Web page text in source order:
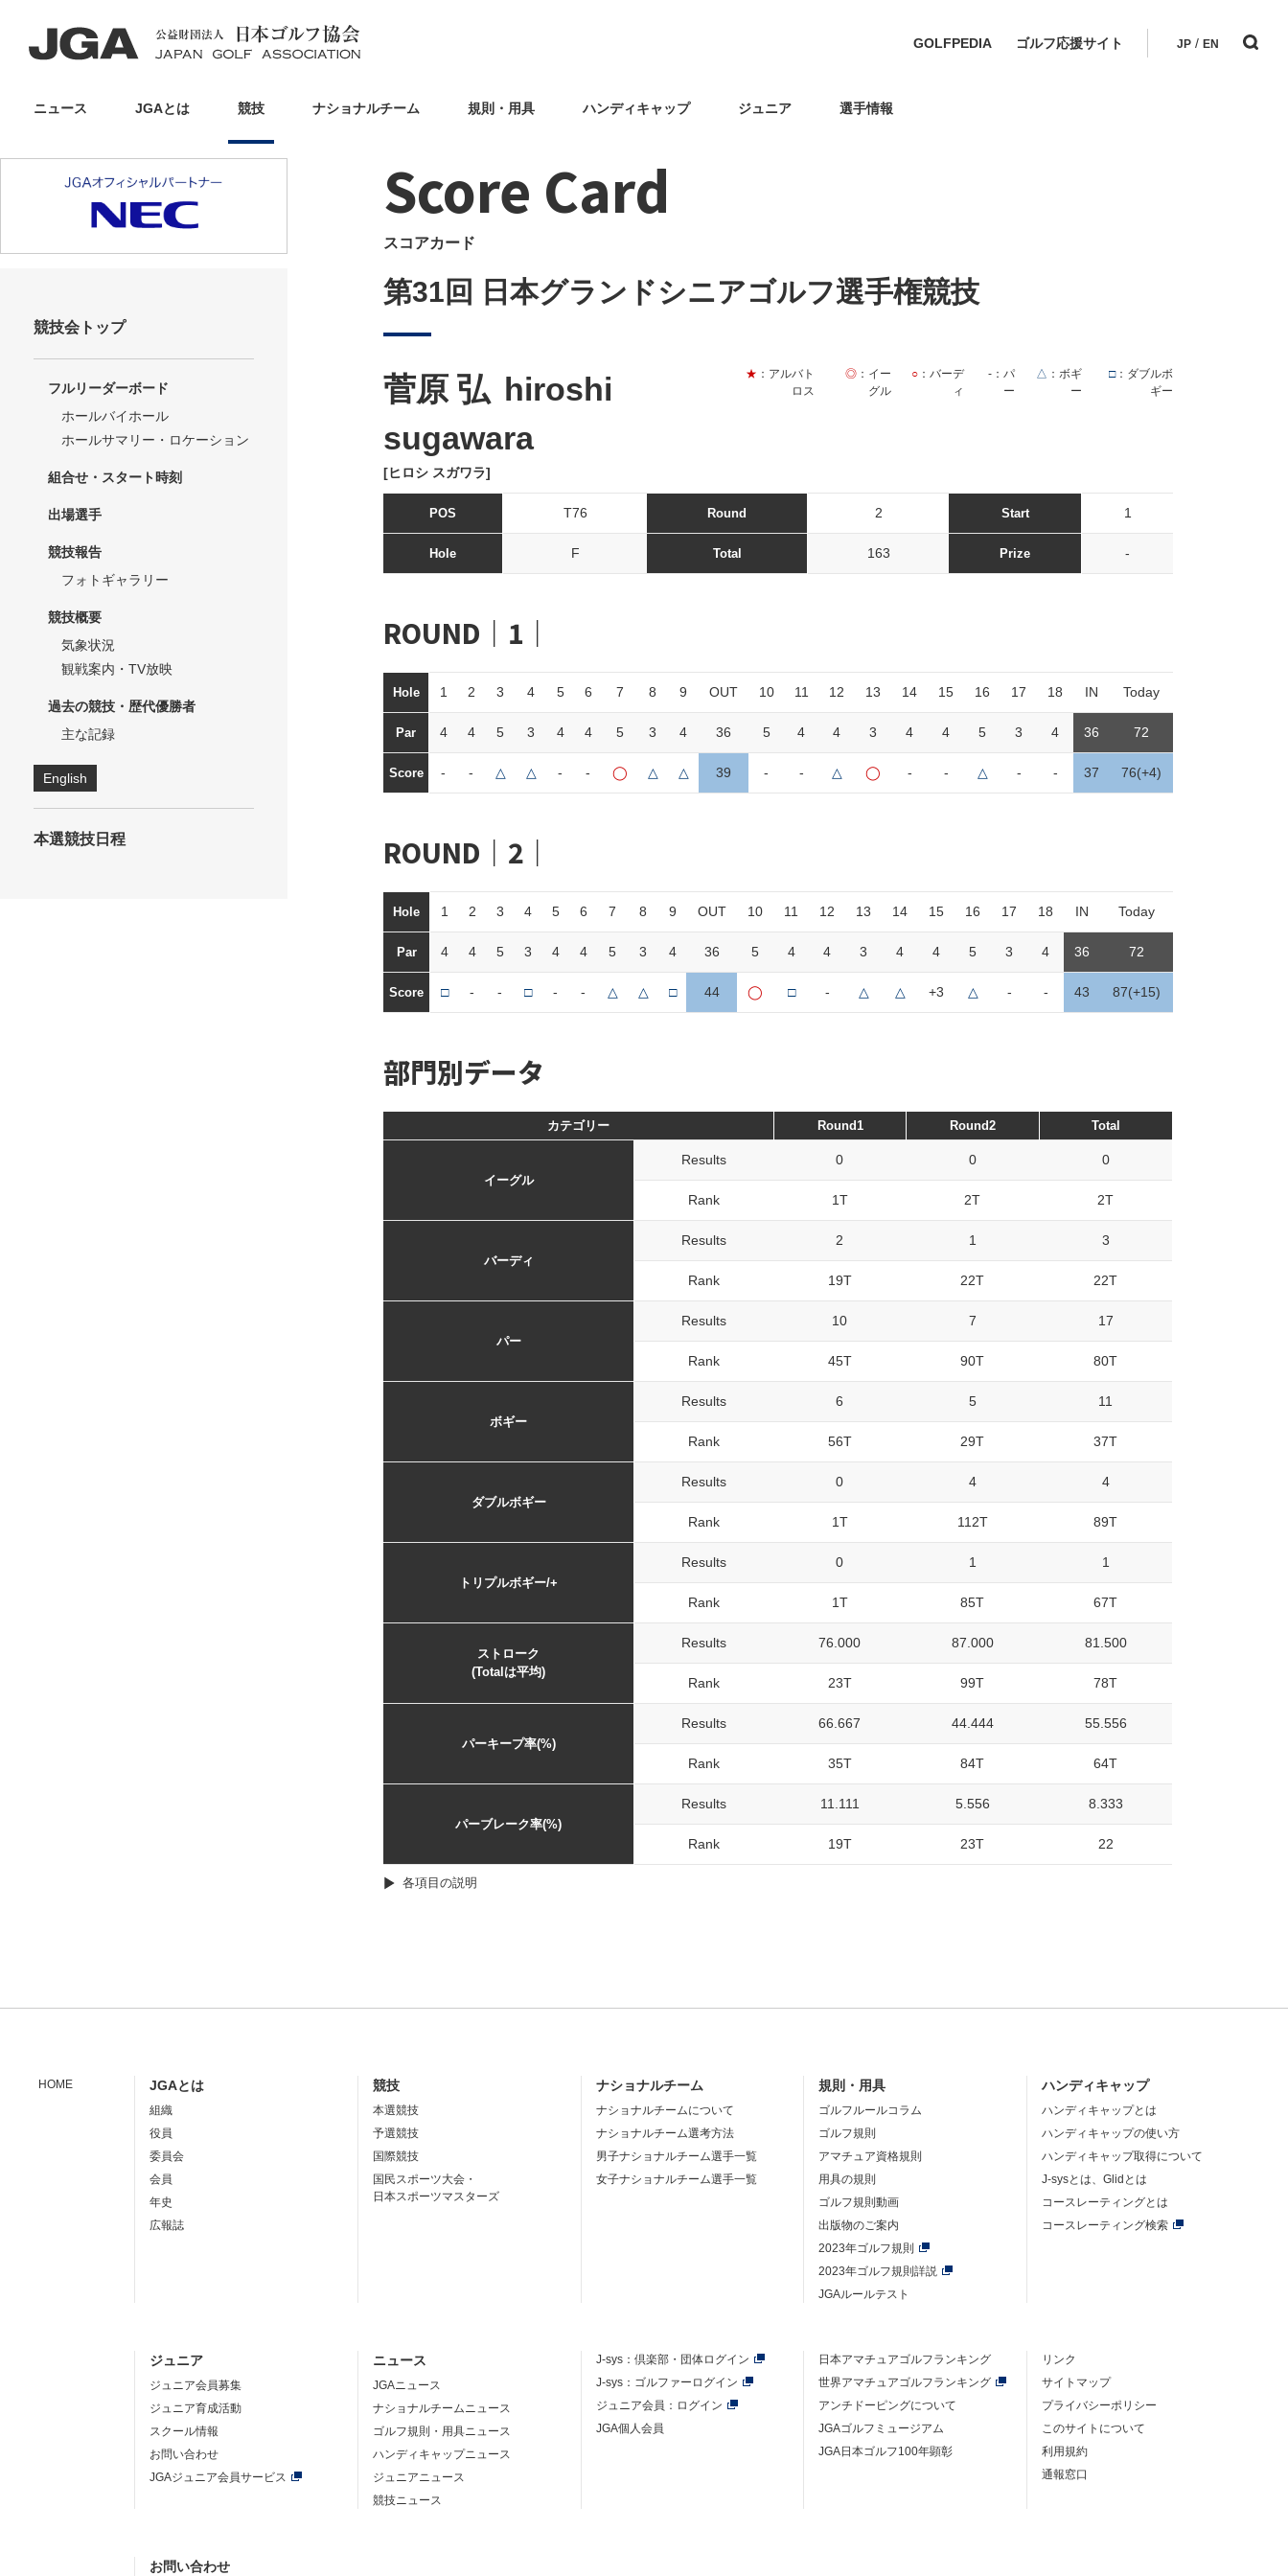
GOLFPEDIA ゴルフ応援サイト JP / EN
ニュース JGAとは 競技 ナショナルチーム 規則・用具 ハンディキャップ ジュニア 選手情報
Score Card
スコアカード
第31回 日本グランドシニアゴルフ選手権競技
菅原 弘 hiroshi
sugawara
[ヒロシ スガワラ]
★ ：アルバト
ロス
◎ ：イー
グル
○：バーデ
ィ
-：パ
ー
△ ：ボギ
ー
□：ダブルボ
ギー
POS T76 Round 2 Start 1
Hole F Total 163 Prize -
ROUND｜1｜
Hole 1 2 3 4 5 6 7 8 9 OUT 10 11 12 13 14 15 16 17 18 IN Today
Par 4 4 5 3 4 4 5 3 4 36 5 4 4 3 4 4 5 3 4 36 72
Score - - △ △ - - ◯ △ △ 39 - - △ ◯ - - △ - - 37 76(+4)
ROUND｜2｜
Hole 1 2 3 4 5 6 7 8 9 OUT 10 11 12 13 14 15 16 17 18 IN Today
Par 4 4 5 3 4 4 5 3 4 36 5 4 4 3 4 4 5 3 4 36 72
Score □ - - □ - - △ △ □ 44 ◯ □ - △ △ +3 △ - - 43 87(+15)
部門別データ
カテゴリー Round1 Round2 Total
イーグル
Results 0 0 0
Rank 1T 2T 2T
バーディ
Results 2 1 3
Rank 19T 22T 22T
パー
Results 10 7 17
Rank 45T 90T 80T
ボギー
Results 6 5 11
Rank 56T 29T 37T
ダブルボギー
Results 0 4 4
Rank 1T 112T 89T
トリプルボギー/+
Results 0 1 1
Rank 1T 85T 67T
ストローク
(Totalは平均)
Results 76.000 87.000 81.500
Rank 23T 99T 78T
パーキープ率(%)
Results 66.667 44.444 55.556
Rank 35T 84T 64T
パーブレーク率(%)
Results 11.111 5.556 8.333
Rank 19T 23T 22
各項目の説明
競技会トップ
フルリーダーボード
ホールバイホール
ホールサマリー・ロケーション
組合せ・スタート時刻
出場選手
競技報告
フォトギャラリー
競技概要
気象状況
観戦案内・TV放映
過去の競技・歴代優勝者
主な記録
English
本選競技日程
HOME JGAとは
組織
役員
委員会
会員
年史
広報誌
競技
本選競技
予選競技
国際競技
国民スポーツ大会・
日本スポーツマスターズ
ナショナルチーム
ナショナルチームについて
ナショナルチーム選考方法
男子ナショナルチーム選手一覧
女子ナショナルチーム選手一覧
規則・用具
ゴルフルールコラム
ゴルフ規則
アマチュア資格規則
用具の規則
ゴルフ規則動画
出版物のご案内
2023年ゴルフ規則
2023年ゴルフ規則詳説
JGAルールテスト
ハンディキャップ
ハンディキャップとは
ハンディキャップの使い方
ハンディキャップ取得について
J-sysとは、Glidとは
コースレーティングとは
コースレーティング検索
ジュニア
ジュニア会員募集
ジュニア育成活動
スクール情報
お問い合わせ
JGAジュニア会員サービス
ニュース
JGAニュース
ナショナルチームニュース
ゴルフ規則・用具ニュース
ハンディキャップニュース
ジュニアニュース
競技ニュース
J-sys： 倶楽部・団体ログイン
J-sys：ゴルファーログイン
ジュニア会員：ログイン
JGA個人会員
日本アマチュアゴルフランキング
世界アマチュアゴルフランキング
アンチドーピングについて
JGAゴルフミュージアム
JGA日本ゴルフ100年顕彰
リンク
サイトマップ
プライバシーポリシー
このサイトについて
利用規約
通報窓口
お問い合わせ